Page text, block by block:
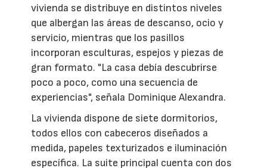
vivienda se distribuye en distintos niveles
que albergan las áreas de descanso, ocio y
servicio, mientras que los pasillos
incorporan esculturas, espejos y piezas de
gran formato. "La casa debía descubrirse
poco a poco, como una secuencia de
experiencias", señala Dominique Alexandra.
La vivienda dispone de siete dormitorios,
todos ellos con cabeceros diseñados a
medida, papeles texturizados e iluminación
específica. La suite principal cuenta con dos